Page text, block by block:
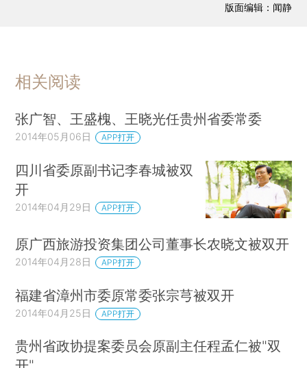
版面编辑：闻静
相关阅读
张广智、王盛槐、王晓光任贵州省委常委
2014年05月06日 APP打开
四川省委原副书记李春城被双
开
2014年04月29日 APP打开
原广西旅游投资集团公司董事长农晓文被双开
2014年04月28日 APP打开
福建省漳州市委原常委张宗芎被双开
2014年04月25日 APP打开
贵州省政协提案委员会原副主任程孟仁被"双